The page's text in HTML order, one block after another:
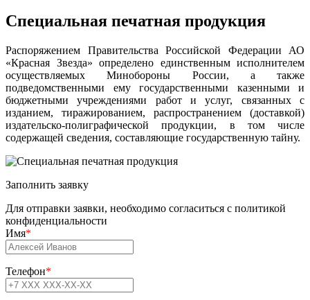
Специальная печатная продукция
Распоряжением Правительства Российской Федерации АО
«Красная Звезда» определено единственным исполнителем
осуществляемых Минобороны России, а также
подведомственными ему государственными казенными и
бюджетными учреждениями работ и услуг, связанных с
изданием, тиражированием, распространением (доставкой)
издательско-полиграфической продукции, в том числе
содержащей сведения, составляющие государственную тайну.
Заполнить заявку
Для отправки заявки, необходимо согласиться с политикой
конфиденциальности
Имя*
Телефон*